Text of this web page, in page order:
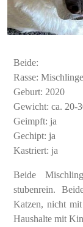
Beide:
Rasse: Mischlinge
Geburt: 2020
Gewicht: ca. 20-
Geimpft: ja
Gechipt: ja
Kastriert: ja
Beide
stubenrein.
Katzen, nicht
Haushalte mit